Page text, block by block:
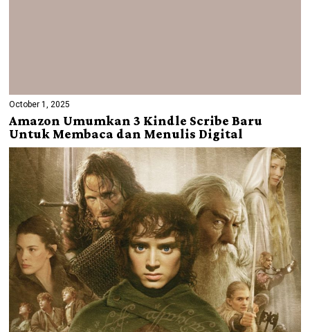
October 1, 2025
Amazon Umumkan 3 Kindle Scribe Baru
Untuk Membaca dan Menulis Digital